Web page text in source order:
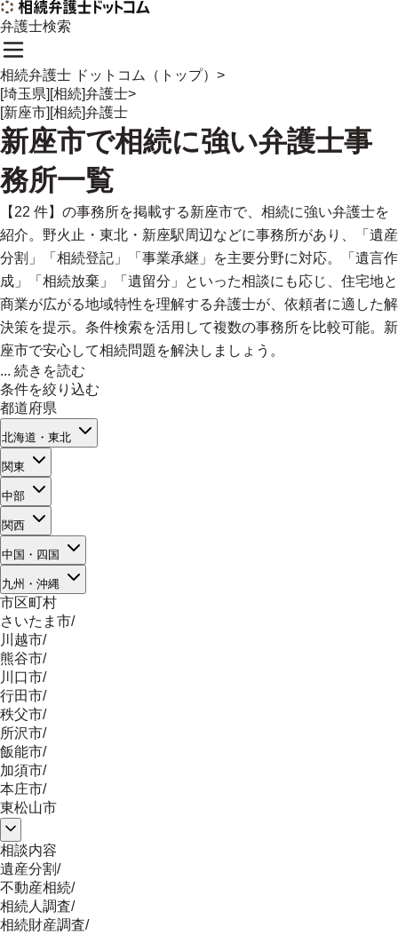
弁護士検索
相続弁護士 ドットコム（トップ） >
[埼玉県][相続]弁護士>
[新座市][相続]弁護士
新座市で相続に強い弁護士事
務所一覧
【22 件】の事務所を掲載する新座市で、相続に強い弁護士を
紹介。野火止・東北・新座駅周辺などに事務所があり、「遺産
分割」「相続登記」「事業承継」を主要分野に対応。「遺言作
成」「相続放棄」「遺留分」といった相談にも応じ、住宅地と
商業が広がる地域特性を理解する弁護士が、依頼者に適した解
決策を提示。条件検索を活用して複数の事務所を比較可能。新
座市で安心して相続問題を解決しましょう。
... 続きを読む
条件を絞り込む
都道府県
北海道・東北
関東
中部
関西
中国・四国
九州・沖縄
市区町村
さいたま市/
川越市/
熊谷市/
川口市/
行田市/
秩父市/
所沢市/
飯能市/
加須市/
本庄市/
東松山市
相談内容
遺産分割/
不動産相続/
相続人調査/
相続財産調査/